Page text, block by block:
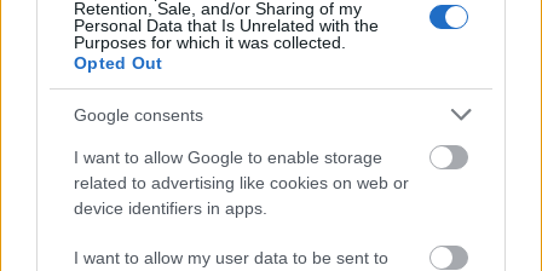
Retention, Sale, and/or Sharing of my
Personal Data that Is Unrelated with the
Purposes for which it was collected.
Opted Out
Google consents
I want to allow Google to enable storage
related to advertising like cookies on web or
device identifiers in apps.
I want to allow my user data to be sent to
bezky.net, abyste tam našli vše, co vás zajímá.
Členství na bezky.net
Členství na bezky.net umožňuje, abyste se stali
součástí přední světové lyžařské komunity s
exkluzivními výhodami. A také navíc s
bezky.neta ostatních sesterských webech